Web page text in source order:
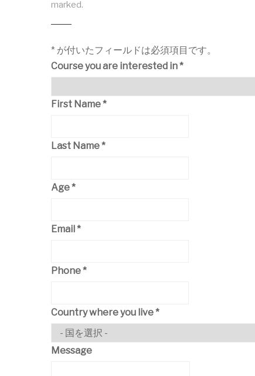
marked.
* が付いたフィールドは必須項目です。
Course you are interested in*
First Name*
Last Name*
Age*
Email*
Phone*
Country where you live*
Message